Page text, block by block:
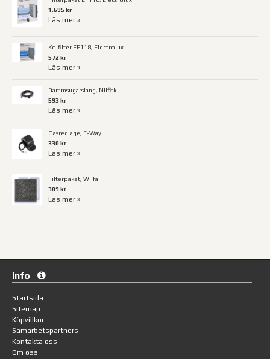
1.695 kr
Läs mer »
Kolfilter EF118, Electrolux
572 kr
Läs mer »
Dammsugarslang, Nilfisk
593 kr
Läs mer »
Gasreglage, E-Way
330 kr
Läs mer »
Filterpaket, Wilfa
309 kr
Läs mer »
Info
Startsida
Sitemap
Köpvillkor
Samarbetspartners
Kontakta oss
Om oss